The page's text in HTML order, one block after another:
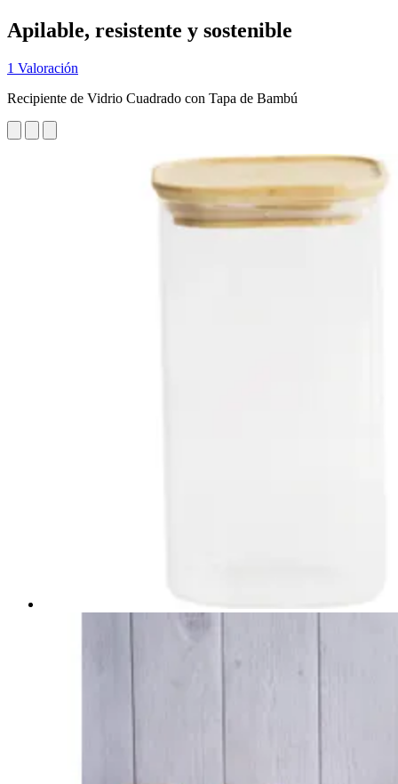
Apilable, resistente y sostenible
1 Valoración
Recipiente de Vidrio Cuadrado con Tapa de Bambú